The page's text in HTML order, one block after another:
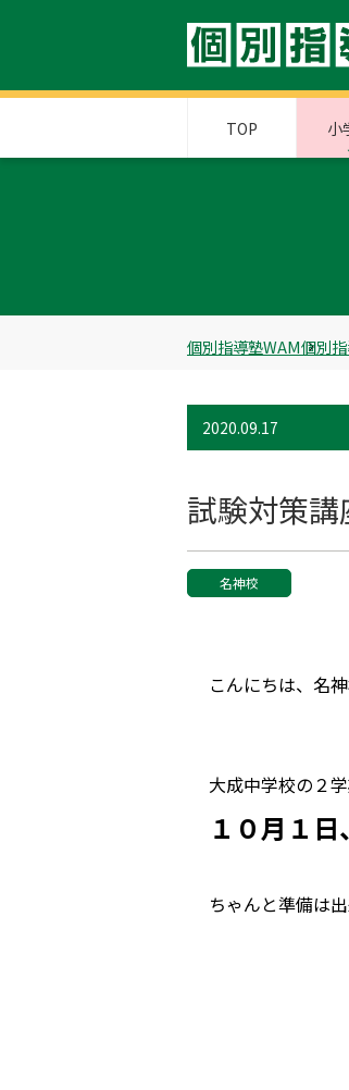
TOP 小
個別指導塾WAM個別
2020.09.17
試験対策講
名神校
こんにちは、名
大成中学校の２
１０月１日
ちゃんと準備は